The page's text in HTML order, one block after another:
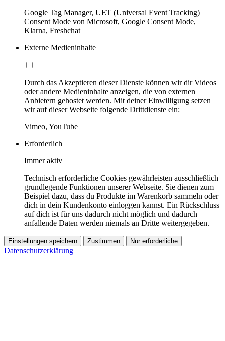
Google Tag Manager, UET (Universal Event Tracking)
Consent Mode von Microsoft, Google Consent Mode,
Klarna, Freshchat
Externe Medieninhalte
Durch das Akzeptieren dieser Dienste können wir dir Videos
oder andere Medieninhalte anzeigen, die von externen
Anbietern gehostet werden. Mit deiner Einwilligung setzen
wir auf dieser Webseite folgende Drittdienste ein:
Vimeo, YouTube
Erforderlich
Immer aktiv
Technisch erforderliche Cookies gewährleisten ausschließlich
grundlegende Funktionen unserer Webseite. Sie dienen zum
Beispiel dazu, dass du Produkte im Warenkorb sammeln oder
dich in dein Kundenkonto einloggen kannst. Ein Rückschluss
auf dich ist für uns dadurch nicht möglich und dadurch
anfallende Daten werden niemals an Dritte weitergegeben.
Einstellungen speichern Zustimmen Nur erforderliche
Datenschutzerklärung